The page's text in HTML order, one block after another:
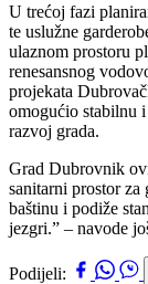
U trećoj fazi
te uslužne
ulaznom prostoru
renesansnog
projekata
omogućio stabilnu
razvoj grada.
Grad Dubrovnik
sanitarni prostor za
baštinu i podiže
jezgri.” – navode
Podijeli: